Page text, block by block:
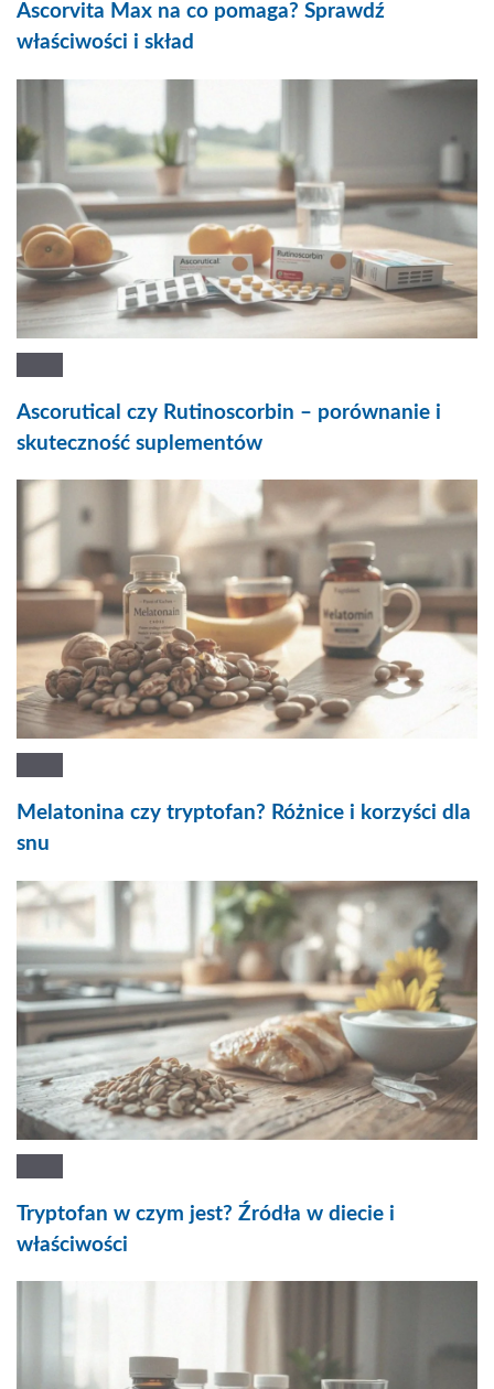
Ascorvita Max na co pomaga? Sprawdź
właściwości i skład
Ascorutical czy Rutinoscorbin – porównanie i
skuteczność suplementów
Melatonina czy tryptofan? Różnice i korzyści dla
snu
Tryptofan w czym jest? Źródła w diecie i
właściwości